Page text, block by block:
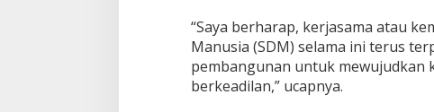
“Saya berharap, kerjasama atau
Manusia (SDM) selama ini terus
pembangunan untuk mewujudkan
berkeadilan,” ucapnya.